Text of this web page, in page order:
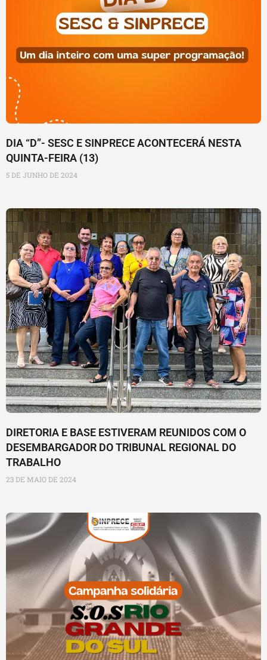
DIA “D”- SESC E SINPRECE ACONTECERÁ NESTA
QUINTA-FEIRA (13)
5 DE JUNHO DE 2024
DIRETORIA E BASE ESTIVERAM REUNIDOS COM O
DESEMBARGADOR DO TRIBUNAL REGIONAL DO
TRABALHO
23 DE MAIO DE 2024